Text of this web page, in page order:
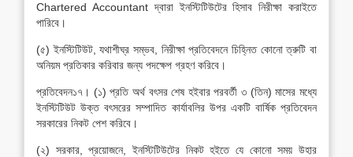
Chartered Accountant দ্বারা ইনস্টিটিউটের হিসাব নিরীক্ষা করাইতে
পারিবে।
(৫) ইনস্টিটিউট, যথাশীঘ্র সম্ভব, নিরীক্ষা প্রতিবেদনে চিহ্নিত কোনো ত্রুটি বা
অনিয়ম প্রতিকার করিবার জন্য পদক্ষেপ গ্রহণ করিবে।
প্রতিবেদন১৭। (১) প্রতি অর্থ বৎসর শেষ হইবার পরবর্তী ৩ (তিন) মাসের মধ্যে
ইনস্টিটিউট উক্ত বৎসরের সম্পাদিত কার্যাবলির উপর একটি বার্ষিক প্রতিবেদন
সরকারের নিকট পেশ করিবে।
(২) সরকার, প্রয়োজনে, ইনস্টিটিউটের নিকট হইতে যে কোনো সময় উহার